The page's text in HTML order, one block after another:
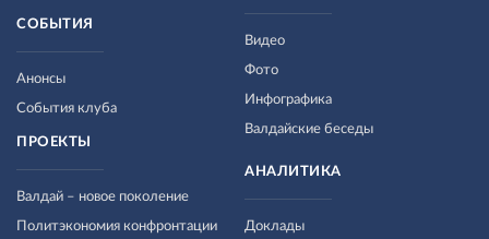
Видео
Фото
Инфографика
Валдайские беседы
СОБЫТИЯ
Анонсы
События клуба
ПРОЕКТЫ
Валдай – новое поколение
Политэкономия конфронтации
АНАЛИТИКА
Доклады